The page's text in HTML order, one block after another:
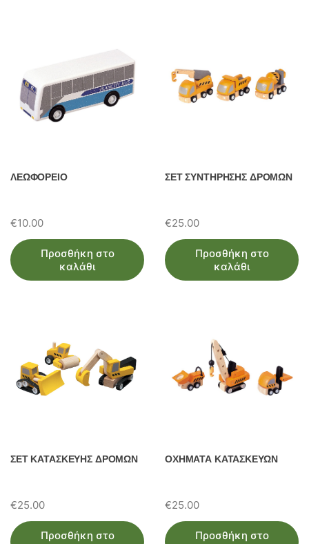
ΛΕΩΦΟΡΕΙΟ
€10.00
Προσθήκη στο
καλάθι
ΣΕΤ ΣΥΝΤΗΡΗΣΗΣ ΔΡΟΜΩΝ
€25.00
Προσθήκη στο
καλάθι
ΣΕΤ ΚΑΤΑΣΚΕΥΗΣ ΔΡΟΜΩΝ
€25.00
Προσθήκη στο
ΟΧΗΜΑΤΑ ΚΑΤΑΣΚΕΥΩΝ
€25.00
Προσθήκη στο